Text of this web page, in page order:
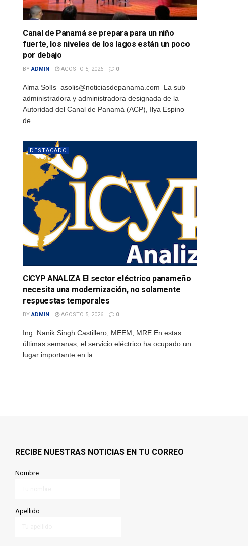
Canal de Panamá se prepara para un niño
fuerte, los niveles de los lagos están un poco
por debajo
BY ADMIN AGOSTO 5, 2026 0
Alma Solís asolis@noticiasdepanama.com La sub
administradora y administradora designada de la
Autoridad del Canal de Panamá (ACP), Ilya Espino
de...
DESTACADO
CICYP ANALIZA El sector eléctrico panameño
necesita una modernización, no solamente
respuestas temporales
BY ADMIN AGOSTO 5, 2026 0
Ing. Nanik Singh Castillero, MEEM, MRE En estas
últimas semanas, el servicio eléctrico ha ocupado un
lugar importante en la...
RECIBE NUESTRAS NOTICIAS EN TU CORREO
Nombre
Apellido